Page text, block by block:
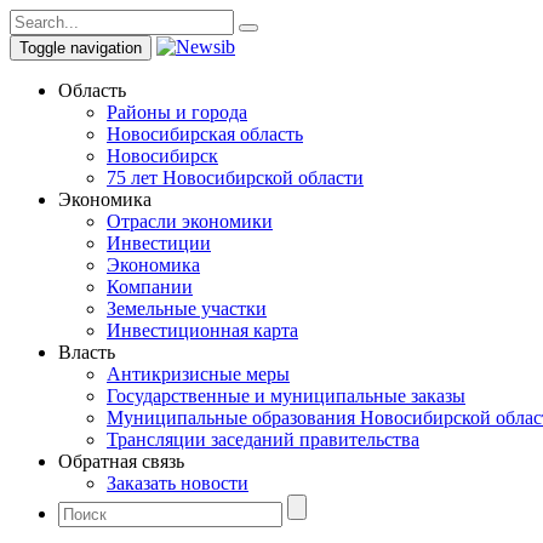
Toggle navigation
Область
Районы и города
Новосибирская область
Новосибирск
75 лет Новосибирской области
Экономика
Отрасли экономики
Инвестиции
Экономика
Компании
Земельные участки
Инвестиционная карта
Власть
Антикризисные меры
Государственные и муниципальные заказы
Муниципальные образования Новосибирской
Трансляции заседаний правительства
Обратная связь
Заказать новости